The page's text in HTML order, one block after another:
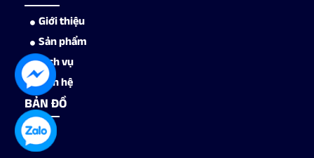
Giới thiệu
Sản phẩm
Dịch vụ
Liên hệ
BẢN ĐỒ